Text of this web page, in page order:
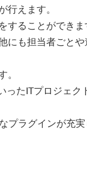
行えます。
することができま
にも担当者ごと
。
ったITプロジェク
プラグインが充実